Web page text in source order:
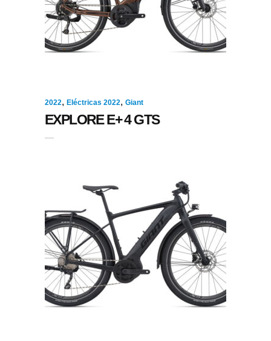
2022, Eléctricas 2022, Giant
EXPLORE E+ 4 GTS